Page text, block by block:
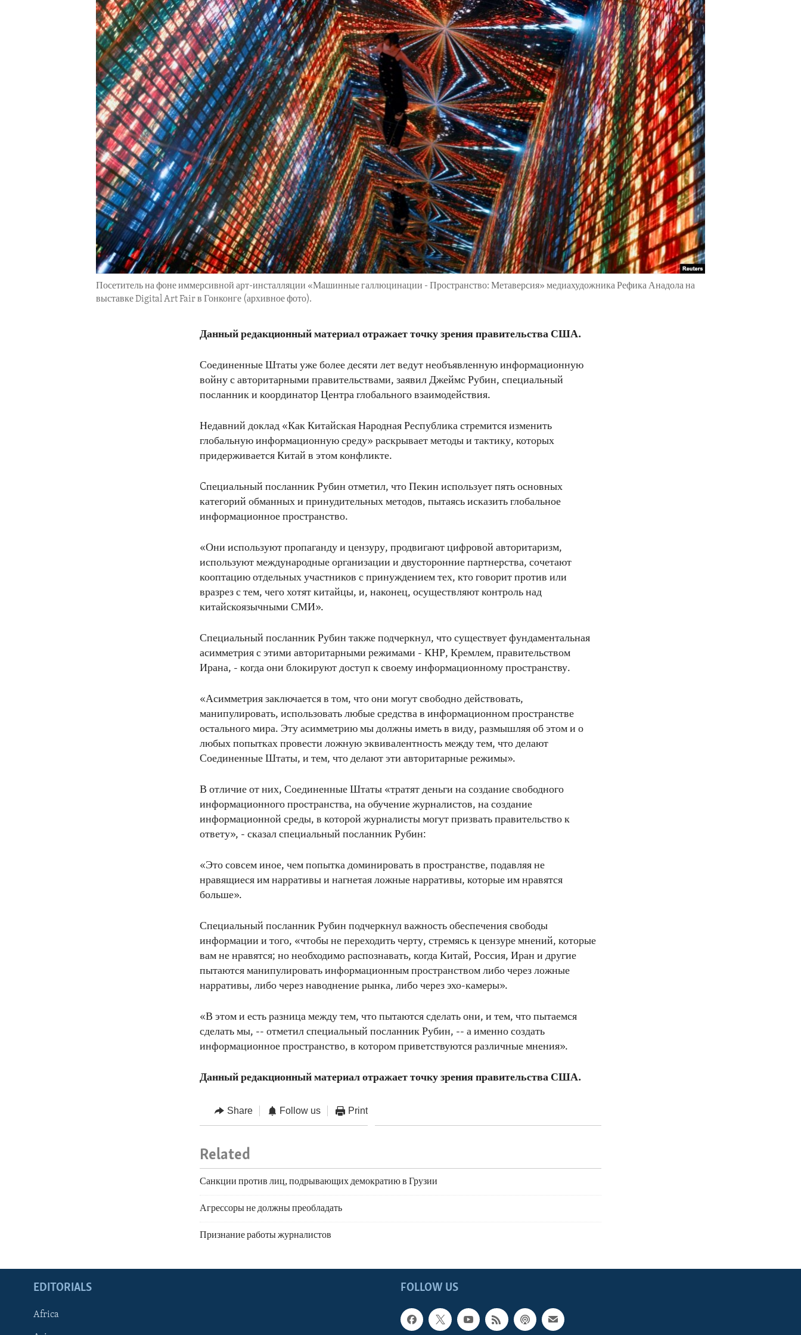
IDEALS AND INSTITUTIONS
Посетитель на фоне иммерсивной арт-инсталляции «Машинные галлюцинации - Пространство: Метаверсия» медиахудожника Рефика Анадола на
выставке Digital Art Fair в Гонконге (архивное фото).
Данный редакционный материал отражает точку зрения правительства США.
Соединенные Штаты уже более десяти лет ведут необъявленную информационную
войну с авторитарными правительствами, заявил Джеймс Рубин, специальный
посланник и координатор Центра глобального взаимодействия.
Недавний доклад «Как Китайская Народная Республика стремится изменить
глобальную информационную среду» раскрывает методы и тактику, которых
придерживается Китай в этом конфликте.
Cпециальный посланник Рубин отметил, что Пекин использует пять основных
категорий обманных и принудительных методов, пытаясь исказить глобальное
информационное пространство.
«Они используют пропаганду и цензуру, продвигают цифровой авторитаризм,
используют международные организации и двусторонние партнерства, сочетают
кооптацию отдельных участников с принуждением тех, кто говорит против или
вразрез с тем, чего хотят китайцы, и, наконец, осуществляют контроль над
китайскоязычными СМИ».
Специальный посланник Рубин также подчеркнул, что существует фундаментальная
асимметрия с этими авторитарными режимами - КНР, Кремлем, правительством
Ирана, - когда они блокируют доступ к своему информационному пространству.
«Асимметрия заключается в том, что они могут свободно действовать,
манипулировать, использовать любые средства в информационном пространстве
остального мира. Эту асимметрию мы должны иметь в виду, размышляя об этом и о
любых попытках провести ложную эквивалентность между тем, что делают
Соединенные Штаты, и тем, что делают эти авторитарные режимы».
В отличие от них, Соединенные Штаты «тратят деньги на создание свободного
информационного пространства, на обучение журналистов, на создание
информационной среды, в которой журналисты могут призвать правительство к
ответу», - сказал специальный посланник Рубин:
«Это совсем иное, чем попытка доминировать в пространстве, подавляя не
нравящиеся им нарративы и нагнетая ложные нарративы, которые им нравятся
больше».
Специальный посланник Рубин подчеркнул важность обеспечения свободы
информации и того, «чтобы не переходить черту, стремясь к цензуре мнений, которые
вам не нравятся; но необходимо распознавать, когда Китай, Россия, Иран и другие
пытаются манипулировать информационным пространством либо через ложные
нарративы, либо через наводнение рынка, либо через эхо-камеры».
«В этом и есть разница между тем, что пытаются сделать они, и тем, что пытаемся
сделать мы, -- отметил специальный посланник Рубин, -- а именно создать
информационное пространство, в котором приветствуются различные мнения».
Данный редакционный материал отражает точку зрения правительства США.
Share Follow us Print
Related
Санкции против лиц, подрывающих демократию в Грузии
Агрессоры не должны преобладать
Признание работы журналистов
FOLLOW US
EDITORIALS
Africa